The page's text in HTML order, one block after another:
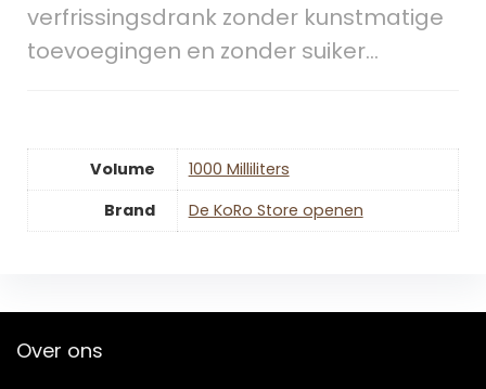
verfrissingsdrank zonder kunstmatige
toevoegingen en zonder suiker…
Volume
‎1000 Milliliters
Brand
De KoRo Store openen
Over ons